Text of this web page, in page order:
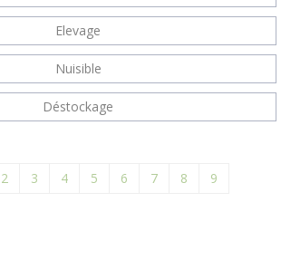
Elevage
Nuisible
Déstockage
2 3 4 5 6 7 8
9